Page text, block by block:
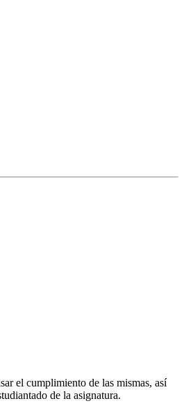
el cumplimiento de las mismas, así
de la asignatura.